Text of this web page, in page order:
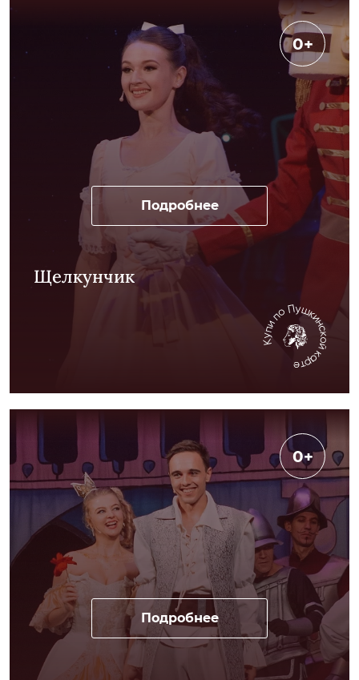
0+
Подробнее
Щелкунчик
0+
Подробнее